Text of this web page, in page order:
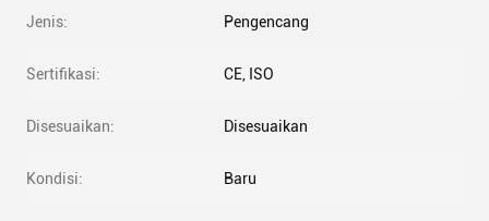
Jenis: Pengencang
Sertifikasi: CE, ISO
Disesuaikan: Disesuaikan
Kondisi: Baru